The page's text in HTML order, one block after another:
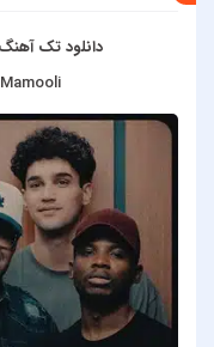
دانلود تک آهنگ